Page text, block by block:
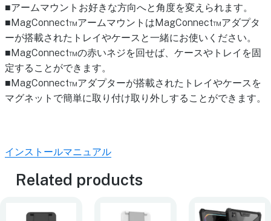
■アームマウントお好きな方向へと角度を変えられます。
■MagConnect™アームマウントはMagConnect™アダプタ
ーが搭載されたトレイやケースと一緒にお使いください。
■MagConnect™の赤いネジを回せば、ケースやトレイを固
定することができます。
■MagConnect™アダプターが搭載されたトレイやケースを
マグネットで簡単に取り付け取り外しすることができます。
インストールマニュアル
Related products